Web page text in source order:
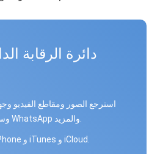
دائرة الرقابة
استرجع الصور ومقاطع الفيديو
استرجع البيانات من iPhone و iTunes و iCloud.